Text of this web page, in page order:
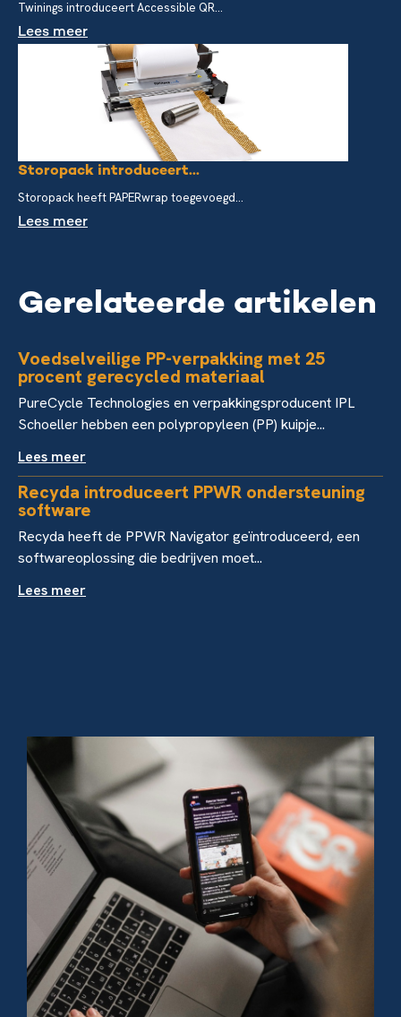
Twinings introduceert Accessible QR...
Lees meer
Storopack introduceert...
Storopack heeft PAPERwrap toegevoegd...
Lees meer
Gerelateerde artikelen
Voedselveilige PP-verpakking met 25
procent gerecycled materiaal
PureCycle Technologies en verpakkingsproducent IPL
Schoeller hebben een polypropyleen (PP) kuipje...
Lees meer
Recyda introduceert PPWR ondersteuning
software
Recyda heeft de PPWR Navigator geïntroduceerd, een
softwareoplossing die bedrijven moet...
Lees meer